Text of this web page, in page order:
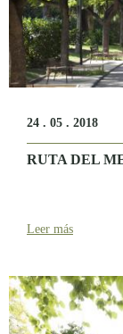
24 . 05 . 2018
RUTA DEL
Leer más